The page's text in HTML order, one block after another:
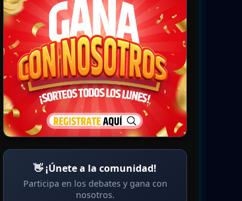
👋 ¡Únete a la comunidad!
Participa en los debates y gana con
nosotros.